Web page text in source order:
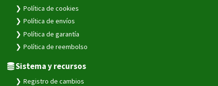
Política de cookies
Política de envíos
Política de garantía
Política de reembolso
Sistema y recursos
Registro de cambios